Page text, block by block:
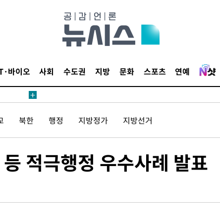
바이오 사회 수도권 지방 문화 스포츠 연예
겠다"
속[다음
겠다"
북한 행정 지방정가 지방선거
적극행정 우수사례 발표